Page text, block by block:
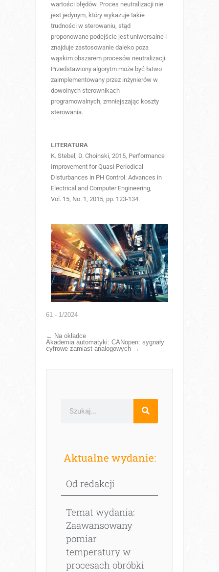
wartości błędów. Proces neutralizacji nie
jest jedynym, który wykazuje takie
trudności w sterowaniu, stąd
proponowane podejście jest uniwersalne i
znajduje zastosowanie daleko poza
wąskim obszarem procesów neutralizacji.
Przedstawiony algorytm może być łatwo
zaimplementowany przez inżynierów w
dowolnych sterownikach
programowalnych, zmniejszając koszty
sterowania.
LITERATURA
K. Stebel, D. Choinski, 2015, Performance
Improvement for Quasi Periodical
Disturbances in PH Control. Advances in
Electrical and Computer Engineering,
Vol. 15, No. 1, 2015, pp. 123-134.
61 - 1/2024
← Na okładce
Akademia automatyki: CANopen: sygnały
cyfrowe zamiast analogowych →
Aktualne wydanie:
Od redakcji
Temat wydania:
Zaawansowany
pomiar
temperatury w
procesach obróbki